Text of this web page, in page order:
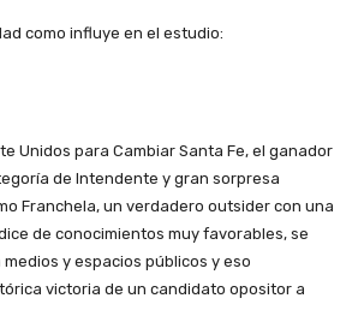
como influye en el estudio:
Unidos para Cambiar Santa Fe, el ganador
de Intendente y gran sorpresa
Franchela, un verdadero outsider con una
de conocimientos muy favorables, se
y espacios públicos y eso
victoria de un candidato opositor a